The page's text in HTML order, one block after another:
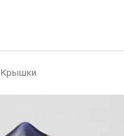
Крышки